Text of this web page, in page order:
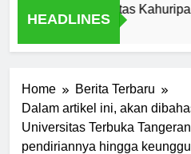
HEADLINES
of Universitas Kahuripan
Home
Berita Terbaru
Dalam artikel ini, akan
Universitas Terbuka
pendiriannya hingga